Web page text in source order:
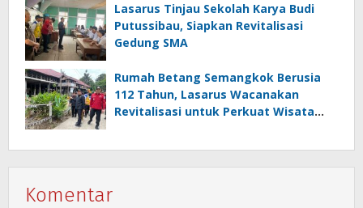
Lasarus Tinjau Sekolah Karya Budi
Putussibau, Siapkan Revitalisasi
Gedung SMA
Rumah Betang Semangkok Berusia
112 Tahun, Lasarus Wacanakan
Revitalisasi untuk Perkuat Wisata
Komentar